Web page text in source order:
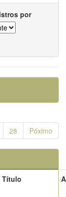
por
28 Póximo
Título